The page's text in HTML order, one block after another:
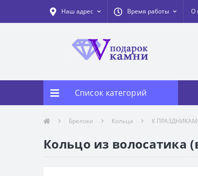
Наш адрес Время работы О
Список категорий
Брелоки Кольца К ПРАЗДНИКАМ
Кольцо из волосатика